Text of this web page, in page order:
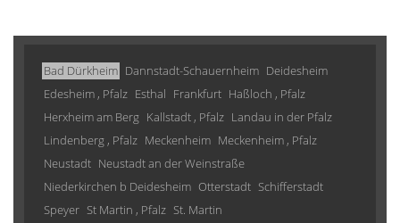
Bad Dürkheim Dannstadt-Schauernheim Deidesheim
Edesheim , Pfalz Esthal Frankfurt Haßloch , Pfalz
Herxheim am Berg Kallstadt , Pfalz Landau in der Pfalz
Lindenberg , Pfalz Meckenheim Meckenheim , Pfalz
Neustadt Neustadt an der Weinstraße
Niederkirchen b Deidesheim Otterstadt Schifferstadt
Speyer St Martin , Pfalz St. Martin